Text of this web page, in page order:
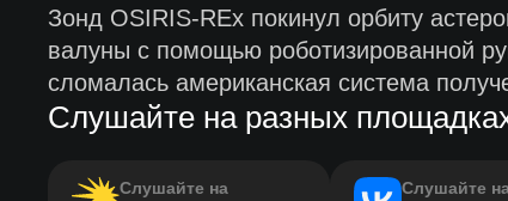
Зонд OSIRIS-REx покинул орбиту
валуны с помощью роботизированной
сломалась американская система
Слушайте на разных
Слушайте на Слушайте на